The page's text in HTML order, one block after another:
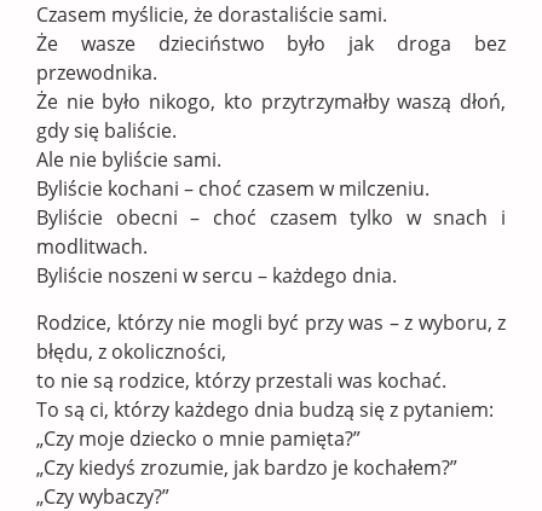
Czasem myślicie, że dorastaliście sami.
Że wasze dzieciństwo było jak droga bez
przewodnika.
Że nie było nikogo, kto przytrzymałby waszą dłoń,
gdy się baliście.
Ale nie byliście sami.
Byliście kochani – choć czasem w milczeniu.
Byliście obecni – choć czasem tylko w snach i
modlitwach.
Byliście noszeni w sercu – każdego dnia.
Rodzice, którzy nie mogli być przy was – z wyboru, z
błędu, z okoliczności,
to nie są rodzice, którzy przestali was kochać.
To są ci, którzy każdego dnia budzą się z pytaniem:
„Czy moje dziecko o mnie pamięta?”
„Czy kiedyś zrozumie, jak bardzo je kochałem?”
„Czy wybaczy?”